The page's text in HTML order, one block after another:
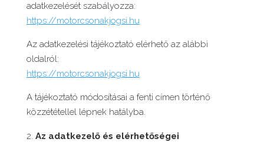
adatkezelését szabályozza:
https://motorcsonakjogsi.hu
Az adatkezelési tájékoztató elérhető az alábbi
oldalról:
https://motorcsonakjogsi.hu
A tájékoztató módosításai a fenti címen történő
közzététellel lépnek hatályba.
Az adatkezelő és elérhetőségei